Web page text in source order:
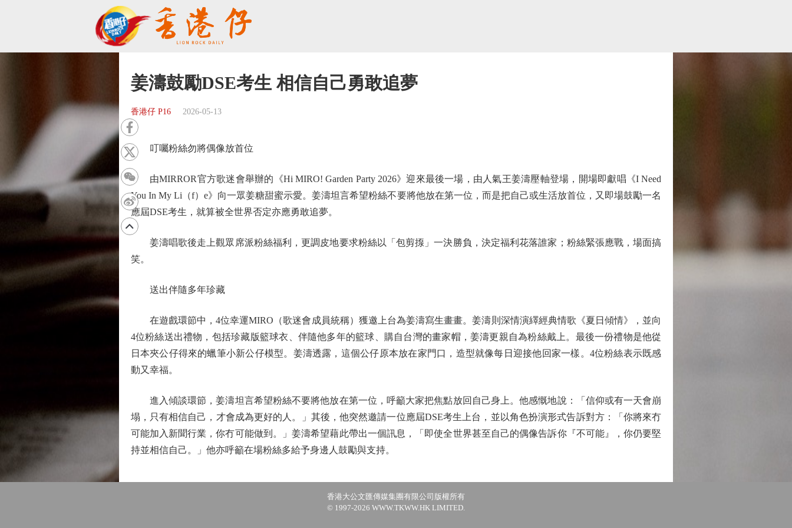
姜濤鼓勵DSE考生 相信自己勇敢追夢
香港仔 P16 2026-05-13
叮囑粉絲勿將偶像放首位
由MIRROR官方歌迷會舉辦的《Hi MIRO! Garden Party 2026》迎來最後一場，由人氣王姜濤壓軸登場，開場即獻唱《I Need
You In My Li（f）e》向一眾姜糖甜蜜示愛。姜濤坦言希望粉絲不要將他放在第一位，而是把自己或生活放首位，又即場鼓勵一名
應屆DSE考生，就算被全世界否定亦應勇敢追夢。
姜濤唱歌後走上觀眾席派粉絲福利，更調皮地要求粉絲以「包剪揼」一決勝負，決定福利花落誰家；粉絲緊張應戰，場面搞
笑。
送出伴隨多年珍藏
在遊戲環節中，4位幸運MIRO（歌迷會成員統稱）獲邀上台為姜濤寫生畫畫。姜濤則深情演繹經典情歌《夏日傾情》，並向
4位粉絲送出禮物，包括珍藏版籃球衣、伴隨他多年的籃球、購自台灣的畫家帽，姜濤更親自為粉絲戴上。最後一份禮物是他從
日本夾公仔得來的蠟筆小新公仔模型。姜濤透露，這個公仔原本放在家門口，造型就像每日迎接他回家一樣。4位粉絲表示既感
動又幸福。
進入傾談環節，姜濤坦言希望粉絲不要將他放在第一位，呼籲大家把焦點放回自己身上。他感慨地說：「信仰或有一天會崩
塌，只有相信自己，才會成為更好的人。」其後，他突然邀請一位應屆DSE考生上台，並以角色扮演形式告訴對方：「你將來冇
可能加入新聞行業，你冇可能做到。」姜濤希望藉此帶出一個訊息，「即使全世界甚至自己的偶像告訴你『不可能』，你仍要堅
持並相信自己。」他亦呼籲在場粉絲多給予身邊人鼓勵與支持。
香港大公文匯傳媒集團有限公司版權所有
© 1997-2026 WWW.TKWW.HK LIMITED.